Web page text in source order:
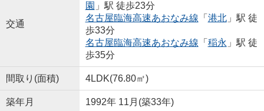
交通
園 」駅 徒歩23分
名古屋臨海高速あおなみ線 「 港北」駅 徒
歩33分
名古屋臨海高速あおなみ線 「 稲永 」駅 徒
歩35分
間取り(面積) 4LDK(76.80㎡)
築年月 1992年 11月(築33年)